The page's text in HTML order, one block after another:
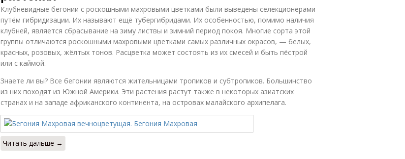
Клубневидные бегонии с роскошными махровыми цветками были выведены селекционерами
путём гибридизации. Их называют ещё тубергибридами. Их особенностью, помимо наличия
клубней, является сбрасывание на зиму листвы и зимний период покоя. Многие сорта этой
группы отличаются роскошными махровыми цветками самых различных окрасов, — белых,
красных, розовых, жёлтых тонов. Расцветка может состоять из их смесей и быть пёстрой
или с каймой.
Знаете ли вы? Все бегонии являются жительницами тропиков и субтропиков. Большинство
из них походят из Южной Америки. Эти растения растут также в некоторых азиатских
странах и на западе африканского континента, на островах малайского архипелага.
Читать дальше →